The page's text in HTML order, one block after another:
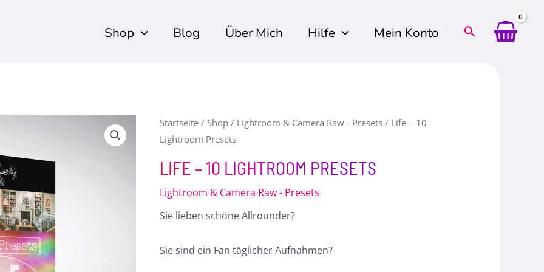
Shop Blog Über Mich Hilfe Mein Konto
Startseite / Shop / Lightroom & Camera Raw - Presets / Life – 10
Lightroom Presets
LIFE – 10 LIGHTROOM PRESETS
Lightroom & Camera Raw - Presets
Sie lieben schöne Allrounder?
Sie sind ein Fan täglicher Aufnahmen?
Life
-
Lightroom
Presets
Menge